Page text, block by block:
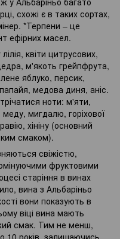
схожі є в таких сортах,
*Терпени – це
ефірних масел.
лілія, квіти цитрусових,
м'якоть грейпфрута,
яблуко, персик,
медова диня, аніс.
ноти: м'яти,
мигдалю, горіхової
хініну (основний
смаком).
свіжістю,
фруктовими
старіння в винах
вина з Альбаріньо
вони показують в
віці вина мають
смак. Тим не менш,